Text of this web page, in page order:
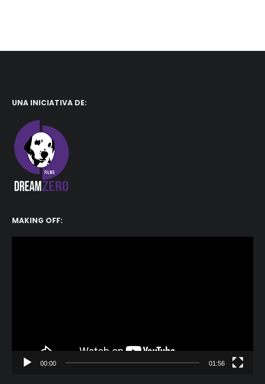
UNA INICIATIVA DE:
MAKING OFF:
00:00 01:56